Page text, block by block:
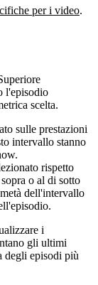
per i video.
l'episodio
scelta.
sulle prestazioni
intervallo stanno
rispetto
o al di sotto
dell'intervallo
i
gli ultimi
degli episodi più